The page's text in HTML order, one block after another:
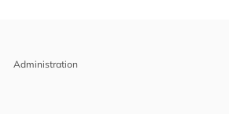
Administration